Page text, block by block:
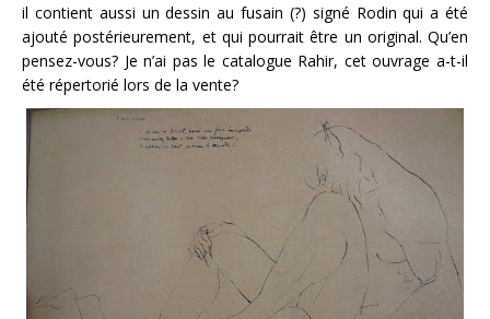
il contient aussi un dessin au fusain (?) signé Rodin qui a été
ajouté postérieurement, et qui pourrait être un original. Qu’en
pensez-vous? Je n’ai pas le catalogue Rahir, cet ouvrage a-t-il
été répertorié lors de la vente?